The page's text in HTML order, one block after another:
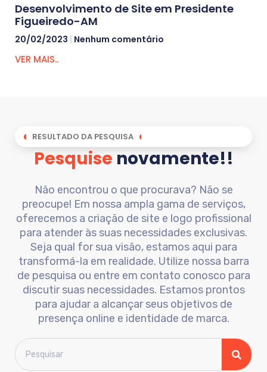
Desenvolvimento de Site em Presidente
Figueiredo-AM
20/02/2023 Nenhum comentário
VER MAIS..
RESULTADO DA PESQUISA
Pesquise novamente!!
Não encontrou o que procurava? Não se
preocupe! Em nossa ampla gama de serviços,
oferecemos a criação de site e logo profissional
para atender às suas necessidades exclusivas.
Seja qual for sua visão, estamos aqui para
transformá-la em realidade. Utilize nossa barra
de pesquisa ou entre em contato conosco para
discutir suas necessidades. Estamos prontos
para ajudar a alcançar seus objetivos de
presença online e identidade de marca.